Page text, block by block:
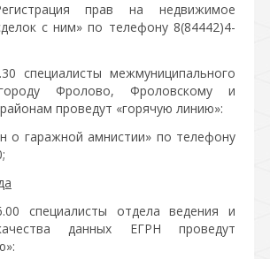
прав на недвижимое
с ним» по телефону 8(84442)4-
специалисты межмуниципального
Фролово, Фроловскому и
проведут «горячую линию»:
о гаражной амнистии» по телефону
специалисты отдела ведения и
данных ЕГРН проведут